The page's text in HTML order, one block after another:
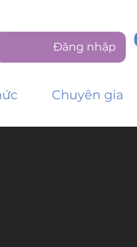
Đăng nhập
Chuyên gia